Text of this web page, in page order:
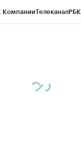
КомпанииТелеканал